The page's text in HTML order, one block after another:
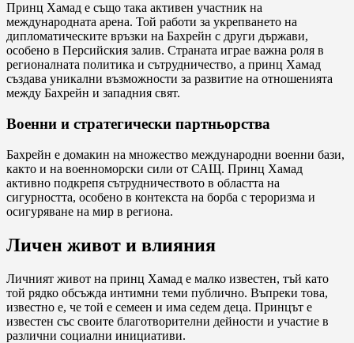
Принц Хамад е също така активен участник на
международната арена. Той работи за укрепването на
дипломатическите връзки на Бахрейн с други държави,
особено в Персийския залив. Страната играе важна роля в
регионалната политика и сътрудничество, а принц Хамад
създава уникални възможности за развитие на отношенията
между Бахрейн и западния свят.
Военни и стратегически партньорства
Бахрейн е домакин на множество международни военни бази,
както и на военноморски сили от САЩ. Принц Хамад
активно подкрепя сътрудничеството в областта на
сигурността, особено в контекста на борба с тероризма и
осигуряване на мир в региона.
Личен живот и влияния
Личният живот на принц Хамад е малко известен, тъй като
той рядко обсъжда интимни теми публично. Въпреки това,
известно е, че той е семеен и има седем деца. Принцът е
известен със своите благотворителни дейности и участие в
различни социални инициативи.